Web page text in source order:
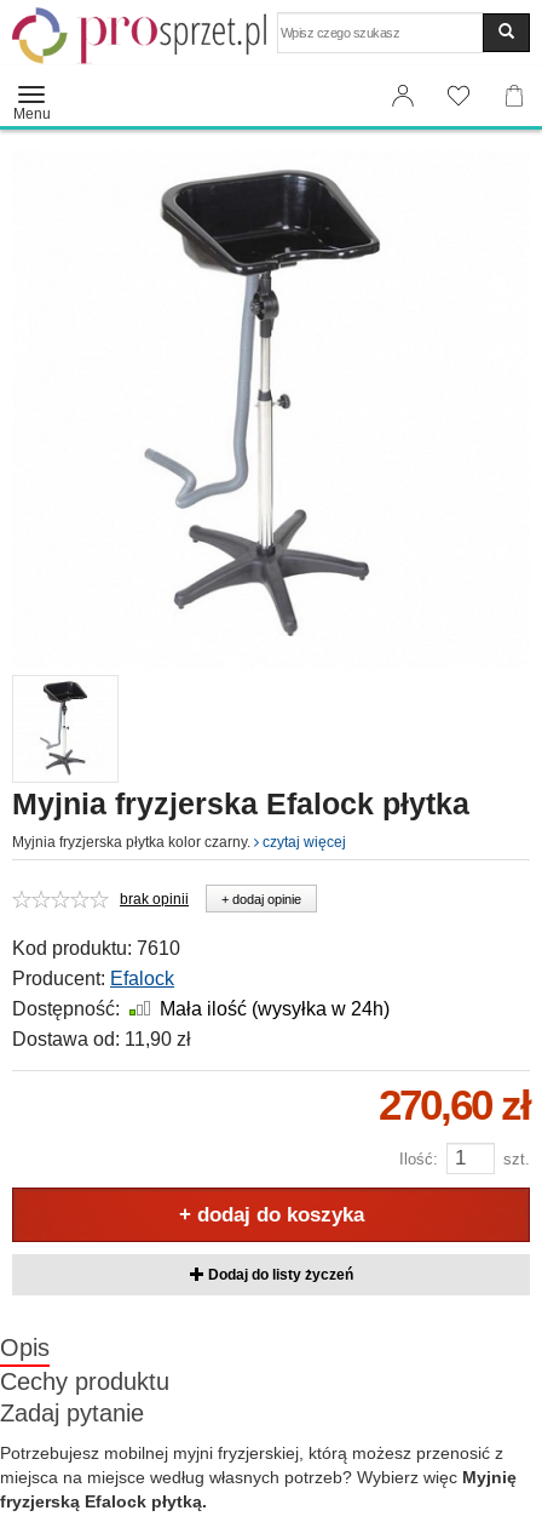
Menu
Myjnia fryzjerska Efalock płytka
Myjnia fryzjerska płytka kolor czarny. czytaj więcej
brak opinii + dodaj opinie
Kod produktu: 7610
Producent: Efalock
Dostępność:
Mała ilość (wysyłka w 24h)
Dostawa od: 11,90 zł
270,60 zł
Ilość: szt.
+ dodaj do koszyka
Dodaj do listy życzeń
Opis
Cechy produktu
Zadaj pytanie
Potrzebujesz mobilnej myjni fryzjerskiej, którą możesz przenosić z
miejsca na miejsce według własnych potrzeb? Wybierz więc Myjnię
fryzjerską Efalock płytką.